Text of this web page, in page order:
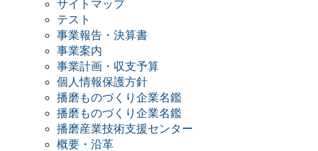
サイトマップ
テスト
事業報告・決算書
事業案内
事業計画・収支予算
個人情報保護方針
播磨ものづくり企業名鑑
播磨ものづくり企業名鑑
播磨産業技術支援センター
概要・沿革